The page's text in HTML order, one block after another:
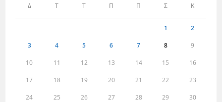
Δ Τ Τ Π Π Σ Κ
1 2
3 4 5 6 7 8 9
10 11 12 13 14 15 16
17 18 19 20 21 22 23
24 25 26 27 28 29 30